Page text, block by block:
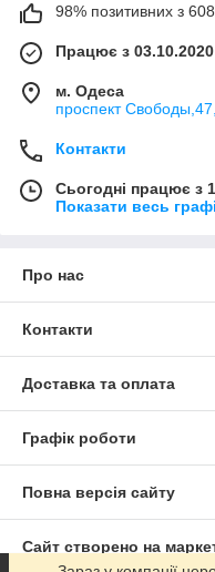
98% позитивних з 608
Працює з 03.10.2020
м. Одеса
проспект
Контакти
Сьогодні працює з
Показати весь
Про нас
Контакти
Доставка та оплата
Графік роботи
Повна версія сайту
Сайт створено на